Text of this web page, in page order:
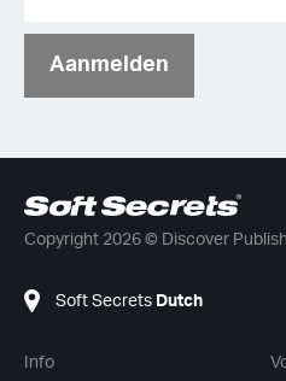
Aanmelden
Copyright 2026 © Discover
Soft Secrets Dutch
Info